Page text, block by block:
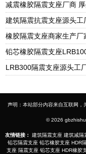
声明：本站部分内容来自互联网
© 2026
友情链接：
建筑隔震支座 建筑减隔
铅芯隔震支座 铅芯橡胶支座 HDR
支座 隔震支座 铅芯支座 HDR橡胶